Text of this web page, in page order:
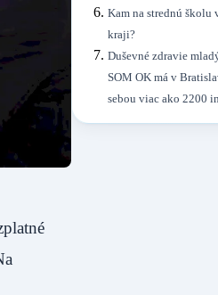
Kam na strednú školu
kraji?
Duševné zdravie
SOM OK má v
sebou viac ako 2200